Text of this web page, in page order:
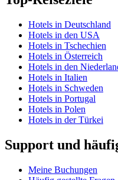
Hotels in Deutschland
Hotels in den USA
Hotels in Tschechien
Hotels in Österreich
Hotels in den
Hotels in Italien
Hotels in Schweden
Hotels in Portugal
Hotels in Polen
Hotels in der Türkei
Support und
Meine Buchungen